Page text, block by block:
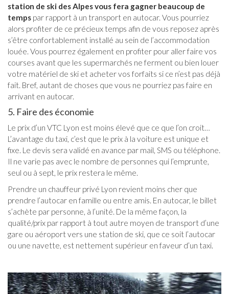
station de ski des Alpes vous fera gagner beaucoup de
temps par rapport à un transport en autocar. Vous pourriez
alors profiter de ce précieux temps afin de vous reposez après
s’être confortablement installé au sein de l’accommodation
louée. Vous pourrez également en profiter pour aller faire vos
courses avant que les supermarchés ne ferment ou bien louer
votre matériel de ski et acheter vos forfaits si ce n’est pas déjà
fait. Bref, autant de choses que vous ne pourriez pas faire en
arrivant en autocar.
5. Faire des économie
Le prix d’un VTC Lyon est moins élevé que ce que l’on croit…
L’avantage du taxi, c’est que le prix à la voiture est unique et
fixe. Le devis sera validé en avance par mail, SMS ou téléphone.
Il ne varie pas avec le nombre de personnes qui l’emprunte,
seul ou à sept, le prix restera le même.
Prendre un chauffeur privé Lyon revient moins cher que
prendre l’autocar en famille ou entre amis. En autocar, le billet
s’achète par personne, à l’unité. De la même façon, la
qualité/prix par rapport à tout autre moyen de transport d’une
gare ou aéroport vers une station de ski, que ce soit l’autocar
ou une navette, est nettement supérieur en faveur d’un taxi.